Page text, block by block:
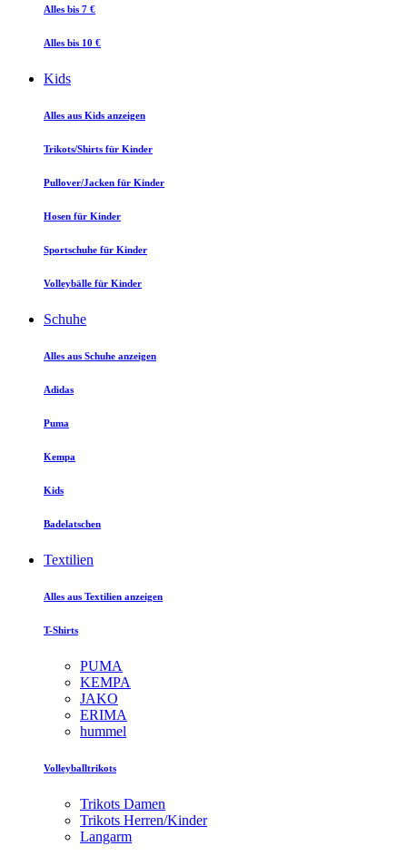
Alles bis 7 €
Alles bis 10 €
Kids
Alles aus Kids anzeigen
Trikots/Shirts für Kinder
Pullover/Jacken für Kinder
Hosen für Kinder
Sportschuhe für Kinder
Volleybälle für Kinder
Schuhe
Alles aus Schuhe anzeigen
Adidas
Puma
Kempa
Kids
Badelatschen
Textilien
Alles aus Textilien anzeigen
T-Shirts
PUMA
KEMPA
JAKO
ERIMA
hummel
Volleyballtrikots
Trikots Damen
Trikots Herren/Kinder
Langarm